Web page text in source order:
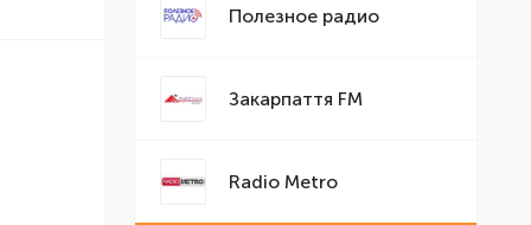
Полезное радио
Закарпаття FM
Radio Metro